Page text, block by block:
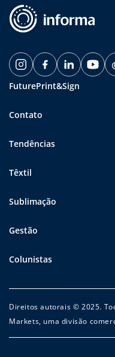
FuturePrint&Sign
Contato
Tendências
Têxtil
Sublimação
Gestão
Colunistas
Direitos autorais © 2025.
Markets, uma divisão